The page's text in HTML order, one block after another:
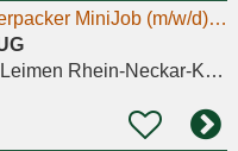
Kommissionierer/ Verpacker MiniJob (m/w/d) Amara Fulfillment
Rhein-Neckar-Kreis